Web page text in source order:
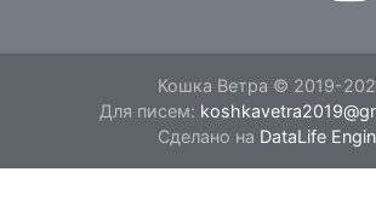
Кошка Ветра © 2019-
Для писем:
Сделано на DataLife